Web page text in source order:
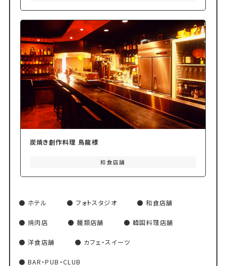
炭焼き創作料理 鳥龍様
和食店舗
ホテル フォトスタジオ 和食店舗
焼肉店 麺類店舗 韓国料理店舗
洋食店舗 カフェ・スイーツ
BAR・PUB・CLUB